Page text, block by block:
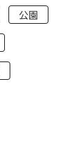
公園